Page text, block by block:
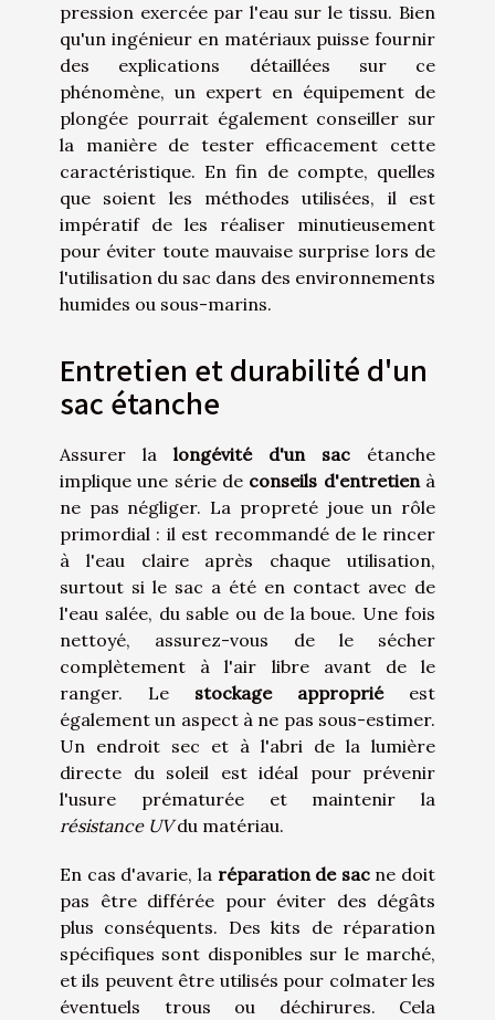
pression exercée par l'eau sur le tissu. Bien
qu'un ingénieur en matériaux puisse fournir
des explications détaillées sur ce
phénomène, un expert en équipement de
plongée pourrait également conseiller sur
la manière de tester efficacement cette
caractéristique. En fin de compte, quelles
que soient les méthodes utilisées, il est
impératif de les réaliser minutieusement
pour éviter toute mauvaise surprise lors de
l'utilisation du sac dans des environnements
humides ou sous-marins.
Entretien et durabilité d'un
sac étanche
Assurer la longévité d'un sac étanche
implique une série de conseils d'entretienà
ne pas négliger. La propreté joue un rôle
primordial : il est recommandé de le rincer
à l'eau claire après chaque utilisation,
surtout si le sac a été en contact avec de
l'eau salée, du sable ou de la boue. Une fois
nettoyé, assurez-vous de le sécher
complètement à l'air libre avant de le
ranger. Le stockage appropriéest
également un aspect à ne pas sous-estimer.
Un endroit sec et à l'abri de la lumière
directe du soleil est idéal pour prévenir
l'usure prématurée et maintenir la
résistance UVdu matériau.
En cas d'avarie, la réparation de sacne doit
pas être différée pour éviter des dégâts
plus conséquents. Des kits de réparation
spécifiques sont disponibles sur le marché,
et ils peuvent être utilisés pour colmater les
éventuels trous ou déchirures. Cela